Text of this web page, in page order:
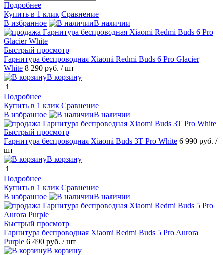
Подробнее
Купить в 1 клик Сравнение
В избранное
В наличии
Быстрый просмотр
Гарнитура беспроводная Xiaomi Redmi Buds 6 Pro Glacier
White 8 290 руб. / шт
В корзину
Подробнее
Купить в 1 клик Сравнение
В избранное
В наличии
Быстрый просмотр
Гарнитура беспроводная Xiaomi Buds 3T Pro White 6 990 руб. /
шт
В корзину
Подробнее
Купить в 1 клик Сравнение
В избранное
В наличии
Быстрый просмотр
Гарнитура беспроводная Xiaomi Redmi Buds 5 Pro Aurora
Purple 6 490 руб. / шт
В корзину